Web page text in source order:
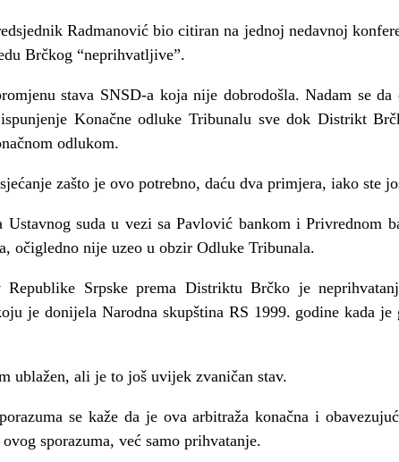
Radmanović bio citiran na jednoj nedavnoj
Brčkog “neprihvatljive”.
stava SNSD-a koja nije dobrodošla. Nadam se
Konačne odluke Tribunalu sve dok Distrikt
odlukom.
zašto je ovo potrebno, daću dva primjera, iako ste
Ustavnog suda u vezi sa Pavlović bankom i Privrednom
očigledno nije uzeo u obzir Odluke Tribunala.
Republike Srpske prema Distriktu Brčko je
je donijela Narodna skupština RS 1999. godine kada
ublažen, ali je to još uvijek zvaničan stav.
se kaže da je ova arbitraža konačna i
sporazuma, već samo prihvatanje.